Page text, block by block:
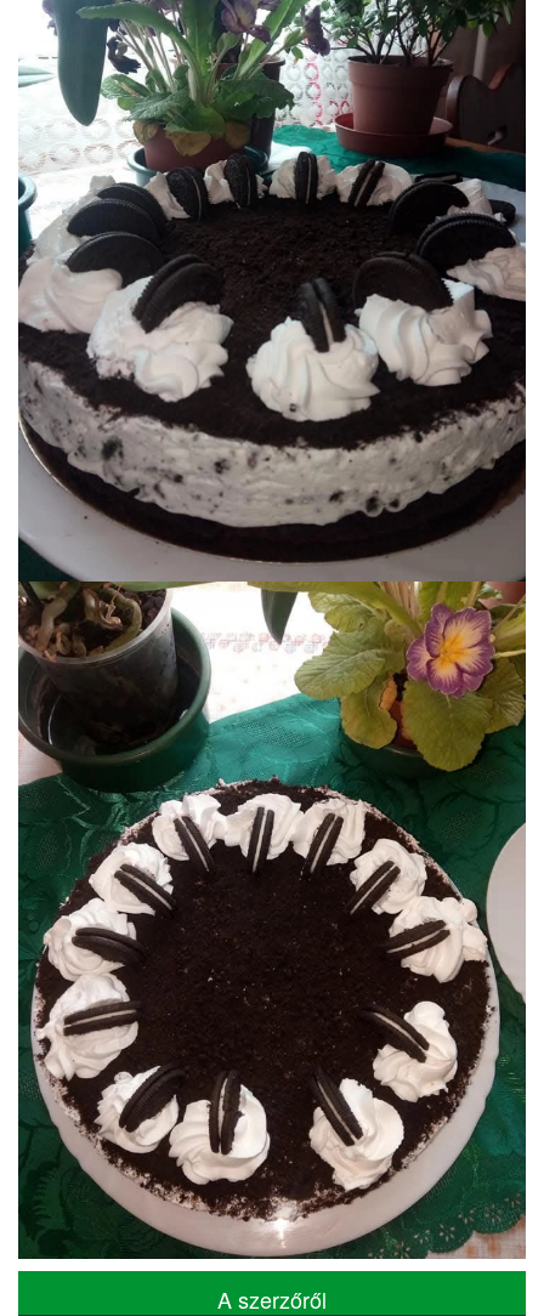
A szerzőről